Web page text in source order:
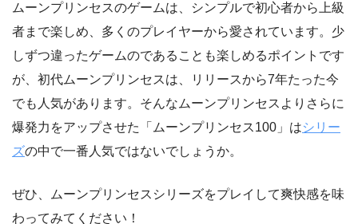
ムーンプリンセスのゲームは、シンプルで初心者から上級
者まで楽しめ、多くのプレイヤーから愛されています。少
しずつ違ったゲームのであることも楽しめるポイントです
が、初代ムーンプリンセスは、リリースから7年たった今
でも人気があります。そんなムーンプリンセスよりさらに
爆発力をアップさせた「ムーンプリンセス100」はシリー
ズの中で一番人気ではないでしょうか。
ぜひ、ムーンプリンセスシリーズをプレイして爽快感を味
わってみてください！